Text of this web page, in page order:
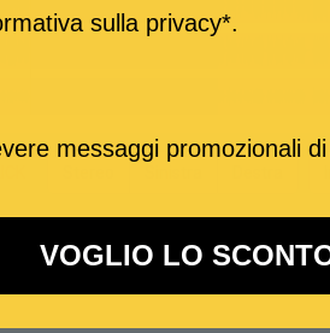
Se la base Metronomo-Click
sulla privacy*.
messaggi promozionali
VOGLIO LO